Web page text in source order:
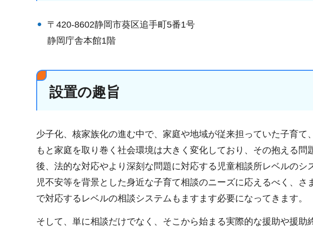
〒420-8602静岡市葵区追手町5番1号
静岡庁舎本館1階
設置の趣旨
少子化、核家族化の進む中で、家庭や地域が従来担っていた子育
もと家庭を取り巻く社会環境は大きく変化しており、その抱える
後、法的な対応やより深刻な問題に対応する児童相談所レベルの
児不安等を背景とした身近な子育て相談のニーズに応えるべく、
で対応するレベルの相談システムもますます必要になってきます。
そして、単に相談だけでなく、そこから始まる実際的な援助や援